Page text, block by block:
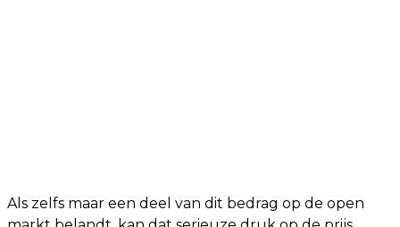
Als zelfs maar een deel van dit bedrag op de open